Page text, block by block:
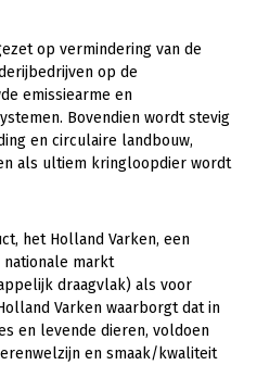
op vermindering van de
op de
emissiearme en
Bovendien wordt stevig
en circulaire landbouw,
als ultiem kringloopdier wordt
het Holland Varken, een
markt
draagvlak) als voor
Varken waarborgt dat in
en levende dieren, voldoen
en smaak/kwaliteit